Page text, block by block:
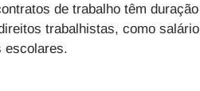
de trabalho têm duração
trabalhistas, como salário
escolares.